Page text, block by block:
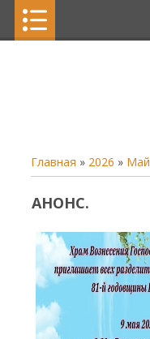
Главная » 2026 » Май
АНОНС.